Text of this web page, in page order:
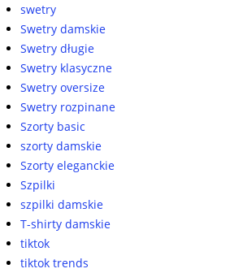
swetry
Swetry damskie
Swetry długie
Swetry klasyczne
Swetry oversize
Swetry rozpinane
Szorty basic
szorty damskie
Szorty eleganckie
Szpilki
szpilki damskie
T-shirty damskie
tiktok
tiktok trends